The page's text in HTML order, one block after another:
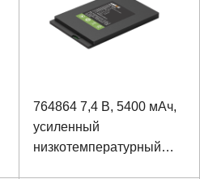
764864 7,4 В, 5400 мАч,
усиленный
низкотемпературный